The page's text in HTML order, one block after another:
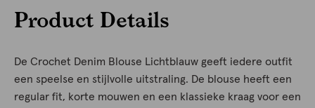
Product Details
De Crochet Denim Blouse Lichtblauw geeft iedere outfit
een speelse en stijlvolle uitstraling. De blouse heeft een
regular fit, korte mouwen en een klassieke kraag voor een